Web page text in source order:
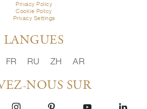
Privacy Policy
Cookie Policy
Privacy Settings
LANGUES
FR RU ZH AR
NOUS SUR